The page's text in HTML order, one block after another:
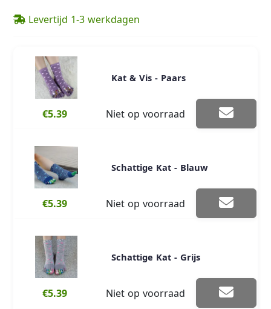
Levertijd 1-3 werkdagen
Kat & Vis - Paars
€5.39 Niet op voorraad
Schattige Kat - Blauw
€5.39 Niet op voorraad
Schattige Kat - Grijs
€5.39 Niet op voorraad